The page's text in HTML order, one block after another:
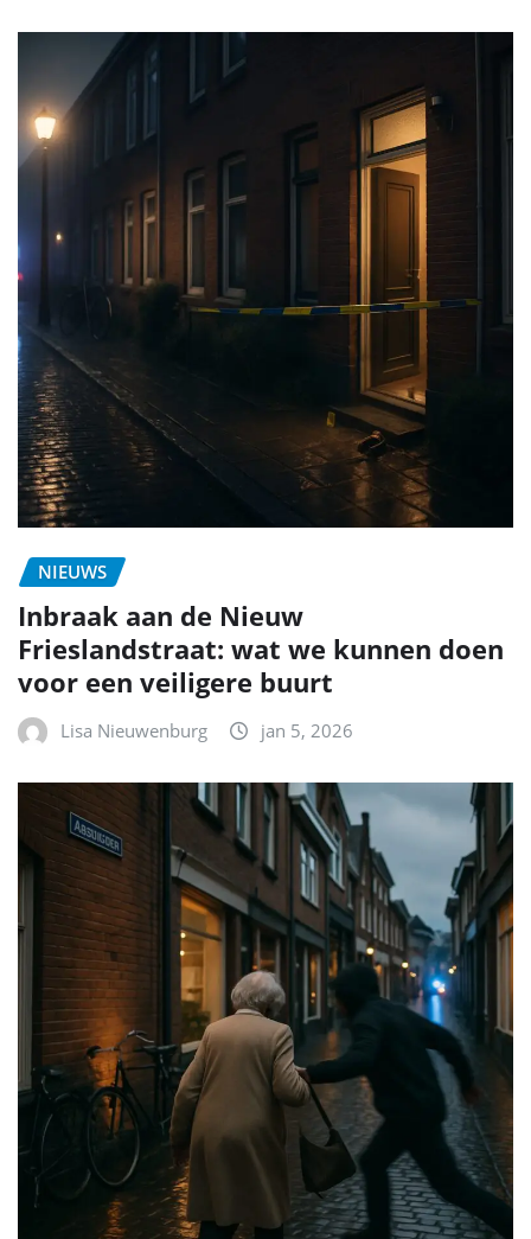
NIEUWS
Inbraak aan de Nieuw
Frieslandstraat: wat we kunnen doen
voor een veiligere buurt
Lisa Nieuwenburg jan 5, 2026